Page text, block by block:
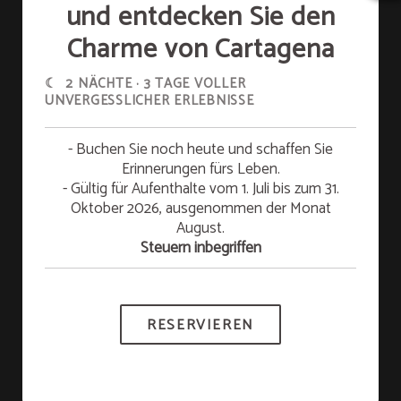
Fahrt)
Buchungen, die über die offizielle Website
vorgenommen werden, erhalten als Vorteil
INKLUSIVER TRANSFER(entweder An- oder
Abreise).
Bitte kontaktieren Sie das Hotel im Voraus
direkt, um den Service zu arrangieren.
Nur für Reservierungen mit einem
Mindestaufenthalt von 2 Nächten.
WEITERE INFORMATIONEN
Aktion
BUCHEN SIE AUF UNSERER WEBSITE UND
ERHALTEN SIE EINEN EXKLUSIVEN RABATT
Ihr längerer Aufenthalt bietet Ihnenbesondere
Vorteile .
Gültig für Aufenthalte zwischen April und
September2026. Buchen Sie mindestens 3
Nächte und entdecken Sie einen Sonderpreis.
MEHR INFORMATIONEN
und entdecken Sie den
Charme von Cartagena
☾ 2 NÄCHTE · 3 TAGE VOLLER
UNVERGESSLICHER ERLEBNISSE
- Buchen Sie noch heute und schaffen Sie
Erinnerungen fürs Leben.
- Gültig für Aufenthalte vom 1. Juli bis zum 31.
Oktober 2026, ausgenommen der Monat
August.
Steuern inbegriffen
RESERVIEREN